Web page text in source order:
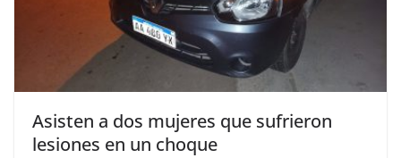
Asisten a dos mujeres que sufrieron
lesiones en un choque